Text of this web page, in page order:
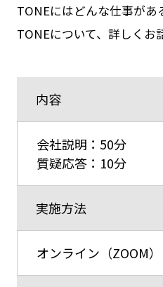
TONEにはどんな仕事があ
TONEについて、詳しくお
内容
会社説明：50分
質疑応答：10分
実施方法
オンライン（ZOOM）